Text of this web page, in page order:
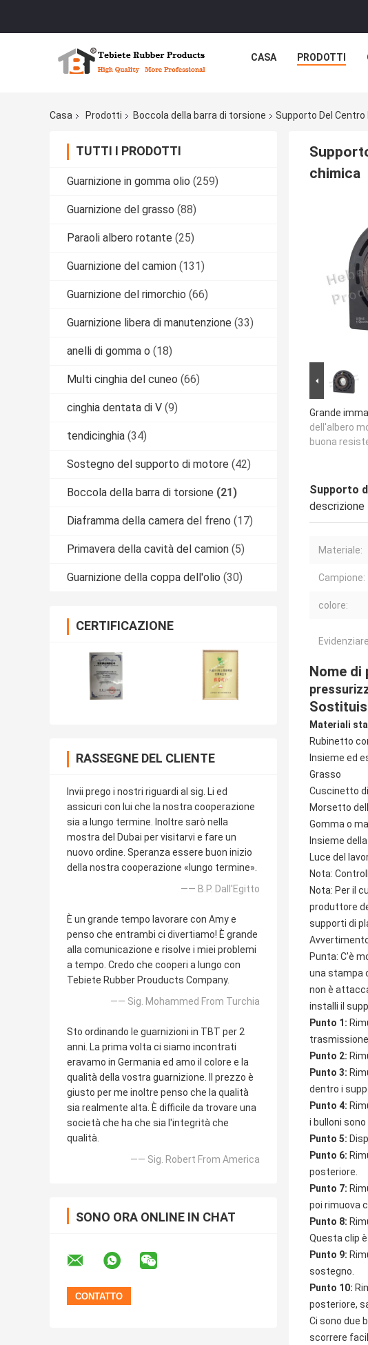
CASA PRODOTTI
Casa Prodotti Boccola della barra di torsione Supporto Del
TUTTI I PRODOTTI
Guarnizione in gomma olio (259)
Guarnizione del grasso (88)
Paraoli albero rotante (25)
Guarnizione del camion (131)
Guarnizione del rimorchio (66)
Guarnizione libera di manutenzione (33)
anelli di gomma o (18)
Multi cinghia del cuneo (66)
cinghia dentata di V (9)
tendicinghia (34)
Sostegno del supporto di motore (42)
Boccola della barra di torsione (21)
Diaframma della camera del freno (17)
Primavera della cavità del camion (5)
Guarnizione della coppa dell'olio (30)
CERTIFICAZIONE
RASSEGNE DEL CLIENTE
Invii prego i nostri riguardi al sig. Li ed
assicuri con lui che la nostra cooperazione
sia a lungo termine. Inoltre sarò nella
mostra del Dubai per visitarvi e fare un
nuovo ordine. Speranza essere buon inizio
della nostra cooperazione «lungo termine».
—— B.P. Dall'Egitto
È un grande tempo lavorare con Amy e
penso che entrambi ci divertiamo! È grande
alla comunicazione e risolve i miei problemi
a tempo. Credo che cooperi a lungo con
Tebiete Rubber Prouducts Company.
—— Sig. Mohammed From Turchia
Sto ordinando le guarnizioni in TBT per 2
anni. La prima volta ci siamo incontrati
eravamo in Germania ed amo il colore e la
qualità della vostra guarnizione. Il prezzo è
giusto per me inoltre penso che la qualità
sia realmente alta. È difficile da trovare una
società che ha che sia l'integrità che
qualità.
—— Sig. Robert From America
SONO ORA ONLINE IN CHAT
chimica
Grande
dell'albero
buona
Supporto
descrizione
Materiale:
Campione:
colore:
Nome di
Materiali
Rubinetto
Insieme ed
Grasso
Cuscinetto
Morsetto
Gomma o
Insieme
Luce del
Nota:
Nota: Per il
produttore
supporti di
Punta: C'è
una stampa
non è
installi il
Punto 1:
Punto 2:
Punto 3:
dentro i
Punto 4:
i bulloni
Punto 5:
Punto 6:
posteriore.
Punto 7:
poi rimuova
Punto 8:
Questa clip
Punto 9:
sostegno.
Punto 10:
posteriore,
Ci sono due
scorrere